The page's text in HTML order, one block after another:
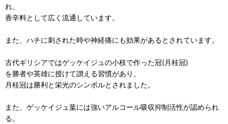
れ、
香辛料として広く流通しています。
また、ハチに刺された時や神経痛にも効果があるとされています。
古代ギリシアではゲッケイジュの小枝で作った冠(月桂冠)
を勝者や英雄に授けて讃える習慣があり、
月桂冠は勝利と栄光のシンボルとされました。
また、ゲッケイジュ葉には強いアルコール吸収抑制活性が認められ
る。